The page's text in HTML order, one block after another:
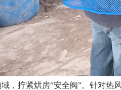
，拧紧烘房“安全阀”。针对热